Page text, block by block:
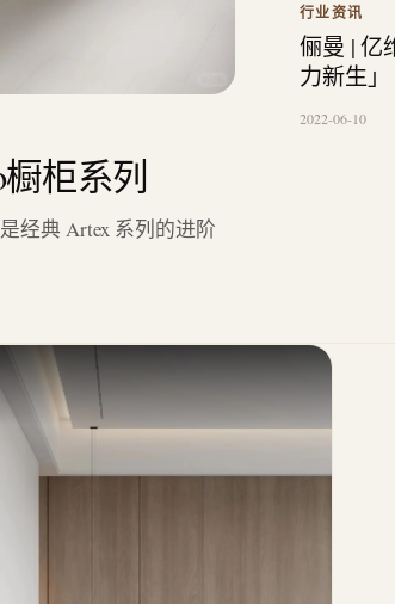
柜系列
经典 Artex 系列的进阶
行业资讯
俪曼 | 亿
力新生」
2022-06-10